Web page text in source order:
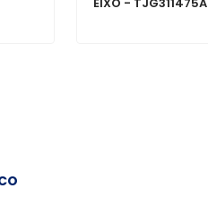
EIXO - TJG311475A